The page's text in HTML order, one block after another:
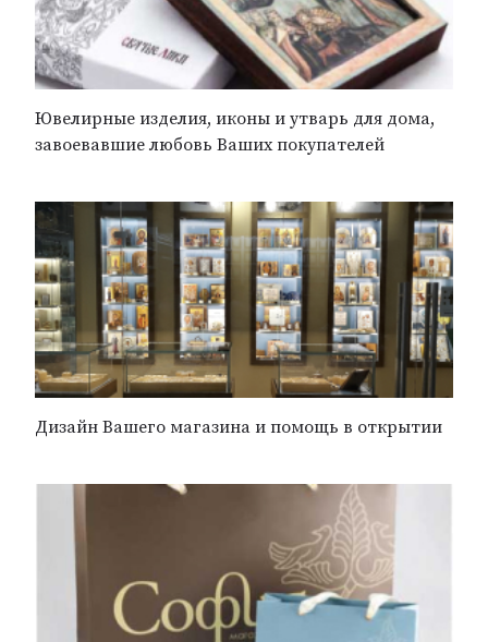
Ювелирные изделия, иконы и утварь для дома,
завоевавшие любовь Ваших покупателей
Дизайн Вашего магазина и помощь в открытии